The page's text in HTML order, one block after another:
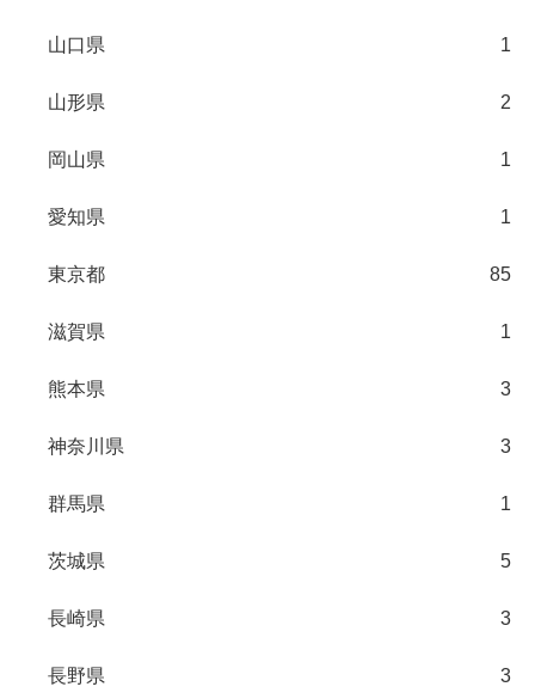
山口県 1
山形県 2
岡山県 1
愛知県 1
東京都 85
滋賀県 1
熊本県 3
神奈川県 3
群馬県 1
茨城県 5
長崎県 3
長野県 3